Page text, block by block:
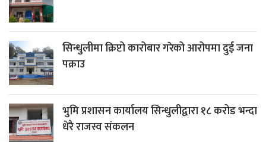
सिन्धुलीमा क्रिप्टो कारोबार गरेको आरोपमा दुई जना
पक्राउ
भुमि प्रशासन कार्यालय सिन्धुलीद्वारा १८ करोड भन्दा
धेरै राजस्व संकलन